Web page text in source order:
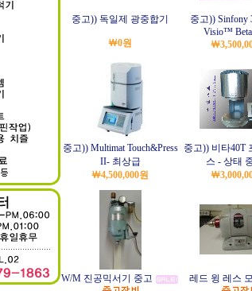
중고)) 독일제 광중합기
￦0원
중고)) Sinfony
Visio™
￦
중고)) Multimat Touch&Press
II- 최상급
￦4,500,000원
중고)) 비타40T
스 - 상태
￦
W/M 진공믹서기 중고 레드 윙 레스